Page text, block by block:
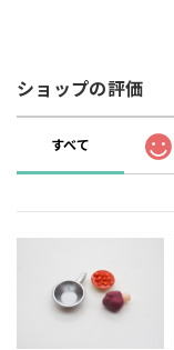
ショップの評価
すべて